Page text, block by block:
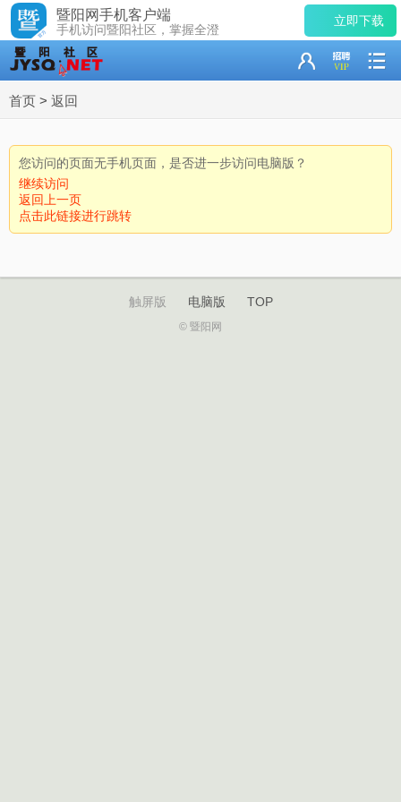
暨阳网手机客户端
手机访问暨阳社区，掌握全澄
立即下载
首页 > 返回
您访问的页面无手机页面，是否进一步访问电脑版？
继续访问
返回上一页
点击此链接进行跳转
触屏版 电脑版 TOP
© 暨阳网